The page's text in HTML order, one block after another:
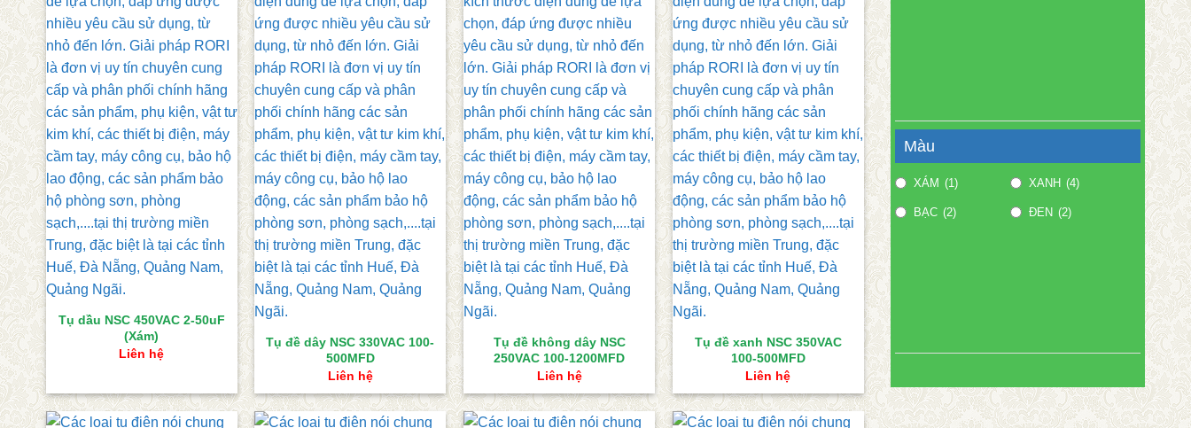
Tụ dầu NSC 450VAC 2-50uF
(Xám)
Liên hệ
Tụ đề dây NSC 330VAC 100-
500MFD
Liên hệ
Tụ đề không dây NSC
250VAC 100-1200MFD
Liên hệ
Tụ đề xanh NSC 350VAC
100-500MFD
Liên hệ
Màu
XÁM (1) XANH (4)
BẠC (2) ĐEN (2)